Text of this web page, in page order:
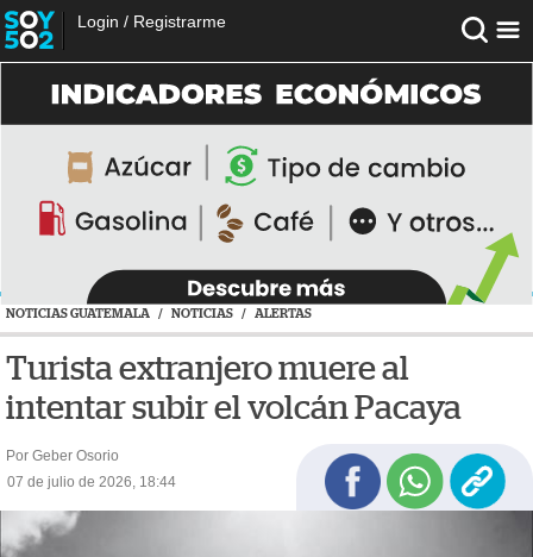
Login / Registrarme
NOTICIAS GUATEMALA / NOTICIAS / ALERTAS
Turista extranjero muere al
intentar subir el volcán Pacaya
Por Geber Osorio
07 de julio de 2026, 18:44